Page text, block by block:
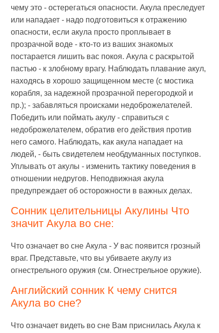
чему это - остерегаться опасности. Акула преследует
или нападает - надо подготовиться к отражению
опасности, если акула просто проплывает в
прозрачной воде - кто-то из ваших знакомых
постарается лишить вас покоя. Акула с раскрытой
пастью - к злобному врагу. Наблюдать плавание акул,
находясь в хорошо защищенном месте (с мостика
корабля, за надежной прозрачной перегородкой и
пр.); - забавляться происками недоброжелателей.
Победить или поймать акулу - справиться с
недоброжелателем, обратив его действия против
него самого. Наблюдать, как акула нападает на
людей, - быть свидетелем необдуманных поступков.
Уплывать от акулы - изменить тактику поведения в
отношении недругов. Неподвижная акула
предупреждает об осторожности в важных делах.
Сонник целительницы Акулины Что
значит Акула во сне:
Что означает во сне Акула - У вас появится грозный
враг. Представьте, что вы убиваете акулу из
огнестрельного оружия (см. Огнестрельное оружие).
Английский сонник К чему снится
Акула во сне?
Что означает видеть во сне Вам приснилась Акула к